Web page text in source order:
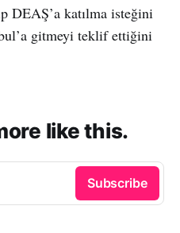
DEAŞ’a katılma isteğini
gitmeyi teklif ettiğini
like this.
Subscribe